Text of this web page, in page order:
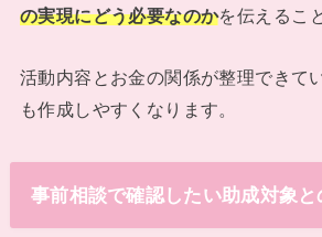
の実現にどう必要なのかを伝えるこ
活動内容とお金の関係が整理できて
も作成しやすくなります。
事前相談で確認したい助成対象